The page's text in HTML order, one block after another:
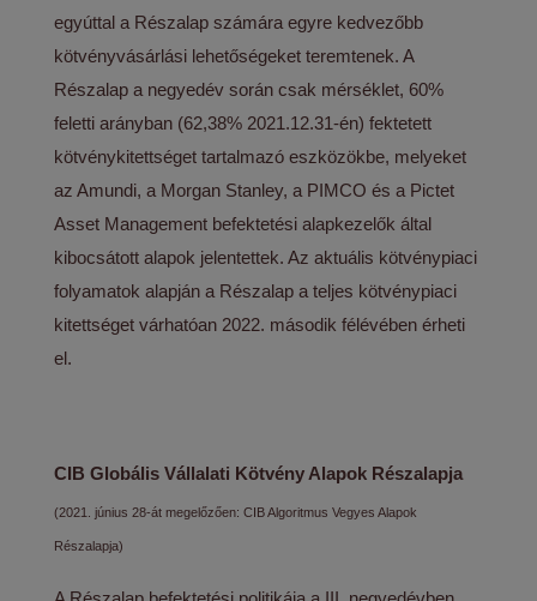
egyúttal a Részalap számára egyre kedvezőbb
kötvényvásárlási lehetőségeket teremtenek. A
Részalap a negyedév során csak mérséklet, 60%
feletti arányban (62,38% 2021.12.31-én) fektetett
kötvénykitettséget tartalmazó eszközökbe, melyeket
az Amundi, a Morgan Stanley, a PIMCO és a Pictet
Asset Management befektetési alapkezelők által
kibocsátott alapok jelentettek. Az aktuális kötvénypiaci
folyamatok alapján a Részalap a teljes kötvénypiaci
kitettséget várhatóan 2022. második félévében érheti
el.
CIB Globális Vállalati Kötvény Alapok Részalapja
(2021. június 28-át megelőzően: CIB Algoritmus Vegyes Alapok
Részalapja)